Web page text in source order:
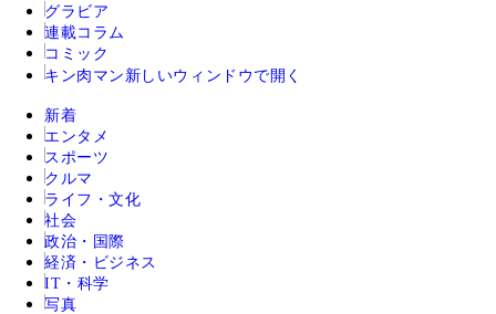
グラビア
連載コラム
コミック
キン肉マン 新しいウィンドウで開く
新着
エンタメ
スポーツ
クルマ
ライフ・文化
社会
政治・国際
経済・ビジネス
IT・科学
写真